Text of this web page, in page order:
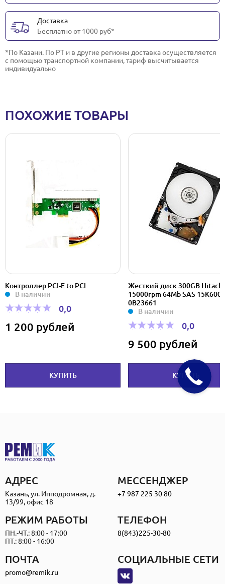
Доставка
Бесплатно от 1000 руб*
*По Казани. По РТ и в другие регионы доставка осуществляется
с помощью транспортной компании, тариф высчитывается
индивидуально
ПОХОЖИЕ ТОВАРЫ
Контроллер PCI-E to PCI
В наличии
0,0
1 200 рублей
КУПИТЬ
Жесткий диск 300GB Hitachi
15000rpm 64Mb SAS 15K600
0B23661
В наличии
0,0
9 500 рублей
КУПИТЬ
АДРЕС
Казань, ул. Ипподромная, д.
13/99, офис 18
МЕССЕНДЖЕР
+7 987 225 30 80
ПОЧТА
promo@remik.ru
РЕЖИМ РАБОТЫ
ПН.-ЧТ.: 8:00 - 17:00
ПТ.: 8:00 - 16:00
ТЕЛЕФОН
8(843)225-30-80
СОЦИАЛЬНЫЕ СЕТИ